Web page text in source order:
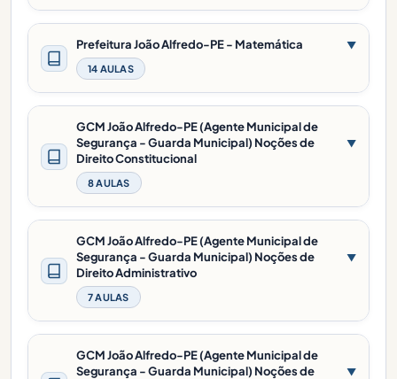
Prefeitura João Alfredo-PE - Matemática
14 AULAS
▼
GCM João Alfredo-PE (Agente Municipal de
Segurança - Guarda Municipal) Noções de
Direito Constitucional
8 AULAS
▼
GCM João Alfredo-PE (Agente Municipal de
Segurança - Guarda Municipal) Noções de
Direito Administrativo
7 AULAS
▼
GCM João Alfredo-PE (Agente Municipal de
Segurança - Guarda Municipal) Noções de
▼